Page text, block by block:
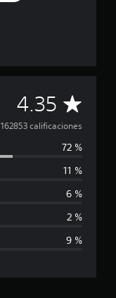
4.35 C
a
a
162853 calificaciones
72 %
11 %
6 %
2 %
9 %